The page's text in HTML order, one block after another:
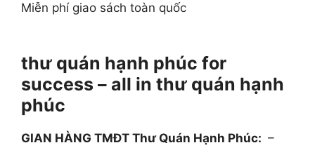
Miễn phí giao sách toàn quốc
thư quán hạnh phúc for
success – all in thư quán hạnh
phúc
GIAN HÀNG TMĐT Thư Quán Hạnh Phúc: –